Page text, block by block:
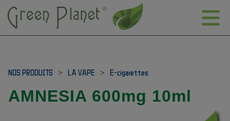
NOS PRODUITS > LA VAPE > E-cigarettes
AMNESIA 600mg 10ml